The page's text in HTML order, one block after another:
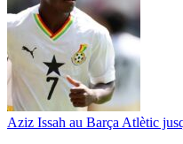
Aziz Issah au Barça Atlètic